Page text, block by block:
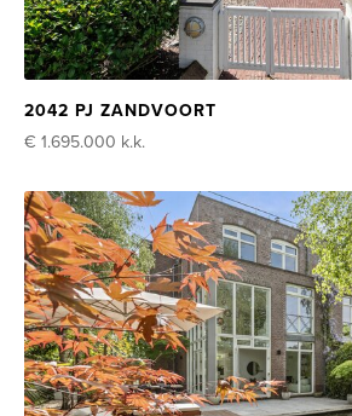
2042 PJ ZANDVOORT
€ 1.695.000 k.k.